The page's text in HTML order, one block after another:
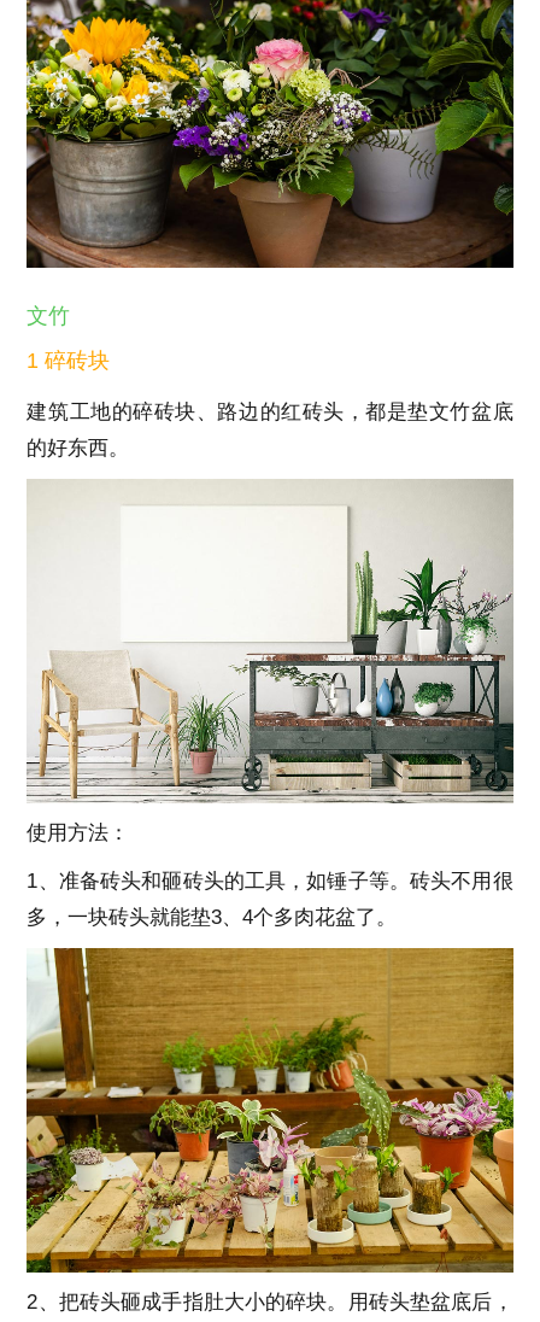
文竹
1 碎砖块
建筑工地的碎砖块、路边的红砖头，都是垫文竹盆底
的好东西。
使用方法：
1、准备砖头和砸砖头的工具，如锤子等。砖头不用很
多，一块砖头就能垫3、4个多肉花盆了。
2、把砖头砸成手指肚大小的碎块。用砖头垫盆底后，